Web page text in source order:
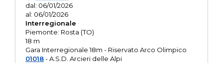
dal: 06/01/2026
al: 06/01/2026
Interregionale
Piemonte: Rosta (TO)
18 m
Gara Interregionale 18m - Riservato Arco Olimpico
01018- A.S.D. Arcieri delle Alpi